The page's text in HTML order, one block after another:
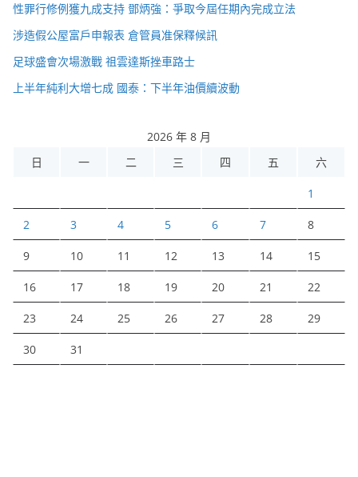
性罪行修例獲九成支持 鄧炳強：爭取今屆任期內完成立法
涉造假公屋富戶申報表 倉管員准保釋候訊
足球盛會次場激戰 祖雲達斯挫車路士
上半年純利大增七成 國泰：下半年油價續波動
2026 年 8 月
日
一 二 三 四 五 六
1
2 3 4 5 6 7 8
9 10 11 12 13 14 15
16 17 18 19 20 21 22
23 24 25 26 27 28 29
30 31